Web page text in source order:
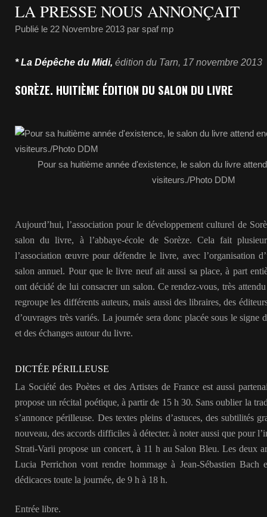
LA PRESSE NOUS ANNONÇAIT
Publié le 22 Novembre 2013 par spaf mp
* La Dépêche du Midi, édition du Tarn, 17 novembre 2013
SORÈZE. HUITIÈME ÉDITION DU SALON DU LIVRE
Pour sa huitième année d'existence, le salon du livre
visiteurs./Photo DDM
Aujourd’hui, l’association pour le développement culturel de
salon du livre, à l’abbaye-école de Sorèze. Cela fait
l’association œuvre pour défendre le livre, avec l’organisation
salon annuel. Pour que le livre neuf ait aussi sa place, à part
ont décidé de lui consacrer un salon. Ce rendez-vous, très
regroupe les différents auteurs, mais aussi des libraires, des
d’ouvrages très variés. La journée sera donc placée sous le signe
et des échanges autour du livre.
DICTÉE PÉRILLEUSE
La Société des Poètes et des Artistes de France est aussi
propose un récital poétique, à partir de 15 h 30. Sans oublier la
s’annonce périlleuse. Des textes pleins d’astuces, des subtilités
nouveau, des accords difficiles à détecter. à noter aussi que pour
Strati-Varii propose un concert, à 11 h au Salon Bleu. Les deux
Lucia Perrichon vont rendre hommage à Jean-Sébastien Bach
dédicaces toute la journée, de 9 h à 18 h.
Entrée libre.